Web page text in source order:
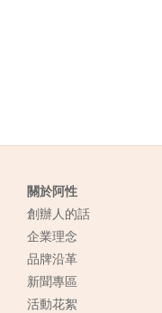
關於阿性
創辦人的話
企業理念
品牌沿革
新聞專區
活動花絮